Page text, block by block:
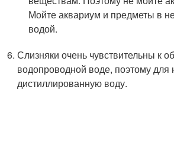
Мойте аквариум и предметы в
водой.
Слизняки очень чувствительны к
водопроводной воде, поэтому для
дистиллированную воду.